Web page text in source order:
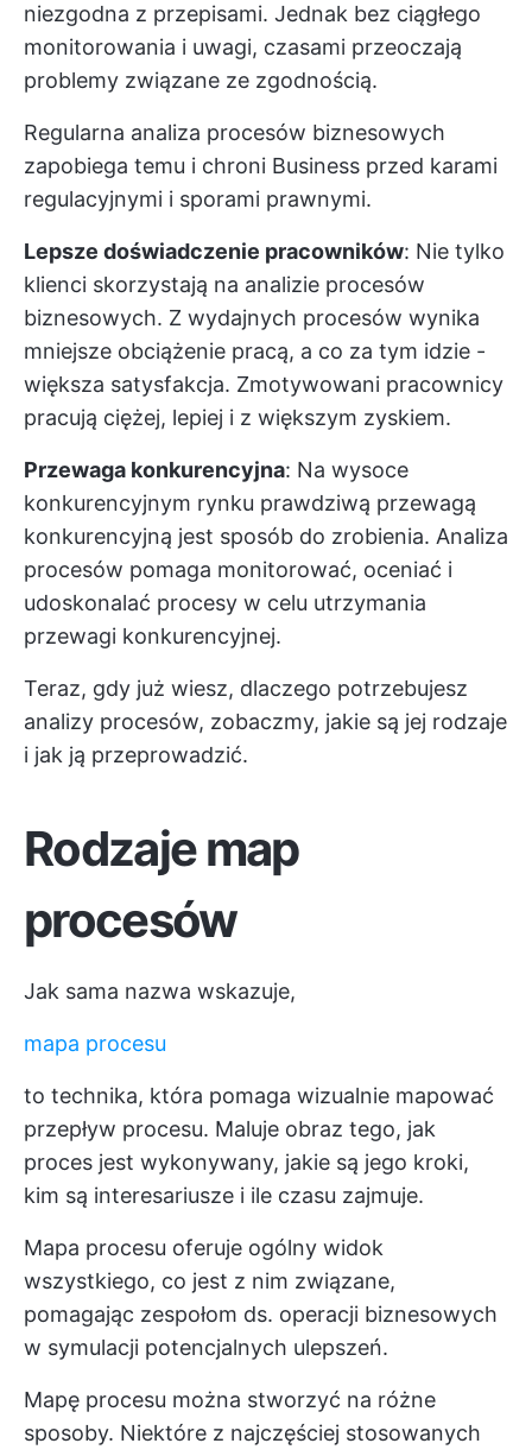
niezgodna z przepisami. Jednak bez ciągłego
monitorowania i uwagi, czasami przeoczają
problemy związane ze zgodnością.
Regularna analiza procesów biznesowych
zapobiega temu i chroni Business przed karami
regulacyjnymi i sporami prawnymi.
Lepsze doświadczenie pracowników: Nie tylko
klienci skorzystają na analizie procesów
biznesowych. Z wydajnych procesów wynika
mniejsze obciążenie pracą, a co za tym idzie -
większa satysfakcja. Zmotywowani pracownicy
pracują ciężej, lepiej i z większym zyskiem.
Przewaga konkurencyjna: Na wysoce
konkurencyjnym rynku prawdziwą przewagą
konkurencyjną jest sposób do zrobienia. Analiza
procesów pomaga monitorować, oceniać i
udoskonalać procesy w celu utrzymania
przewagi konkurencyjnej.
Teraz, gdy już wiesz, dlaczego potrzebujesz
analizy procesów, zobaczmy, jakie są jej rodzaje
i jak ją przeprowadzić.
Rodzaje map
procesów
Jak sama nazwa wskazuje,
mapa procesu
to technika, która pomaga wizualnie mapować
przepływ procesu. Maluje obraz tego, jak
proces jest wykonywany, jakie są jego kroki,
kim są interesariusze i ile czasu zajmuje.
Mapa procesu oferuje ogólny widok
wszystkiego, co jest z nim związane,
pomagając zespołom ds. operacji biznesowych
w symulacji potencjalnych ulepszeń.
Mapę procesu można stworzyć na różne
sposoby. Niektóre z najczęściej stosowanych